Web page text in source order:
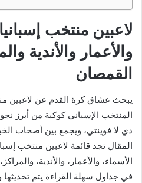
والأعمار والأندية
القمصان
المنتخب الإسباني كوكبة من أبرز
دي لا فوينتي، ويجمع بين أصحاب
الأسماء، والأعمار، والأندية،
في جداول سهلة القراءة يتم